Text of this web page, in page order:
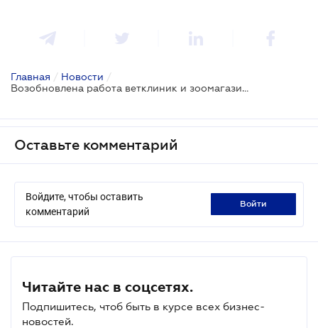
Главная / Новости /
Возобновлена работа ветклиник и зоомагазинов: что еще разрешил Кабмин
Оставьте комментарий
Войдите, чтобы оставить
комментарий
войти
Читайте нас в соцсетях.
Подпишитесь, чтоб быть в курсе всех бизнес-
новостей.